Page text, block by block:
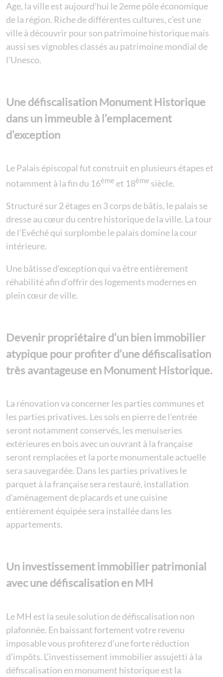
Age, la ville est aujourd’hui le 2eme pôle économique
de la région. Riche de différentes cultures, c’est une
ville à découvrir pour son patrimoine historique mais
aussi ses vignobles classés au patrimoine mondial de
l’Unesco.
Une défiscalisation Monument Historique
dans un immeuble à l’emplacement
d’exception
Le Palais épiscopal fut construit en plusieurs étapes et
notamment à la fin du 16ème et 18ème siècle.
Structuré sur 2 étages en 3 corps de bâtis, le palais se
dresse au cœur du centre historique de la ville. La tour
de l’Evêché qui surplombe le palais domine la cour
intérieure.
Une bâtisse d’exception qui va être entièrement
réhabilité afin d’offrir des logements modernes en
plein cœur de ville.
Devenir propriétaire d’un bien immobilier
atypique pour profiter d’une défiscalisation
très avantageuse en Monument Historique.
La rénovation va concerner les parties communes et
les parties privatives. Les sols en pierre de l’entrée
seront notamment conservés, les menuiseries
extérieures en bois avec un ouvrant à la française
seront remplacées et la porte monumentale actuelle
sera sauvegardée. Dans les parties privatives le
parquet à la française sera restauré, installation
d’aménagement de placards et une cuisine
entièrement équipée sera installée dans les
appartements.
Un investissement immobilier patrimonial
avec une défiscalisation en MH
Le MH est la seule solution de défiscalisation non
plafonnée. En baissant fortement votre revenu
imposable vous profiterez d’une forte réduction
d’impôts. L’investissement immobilier assujetti à la
défiscalisation en monument historique est la